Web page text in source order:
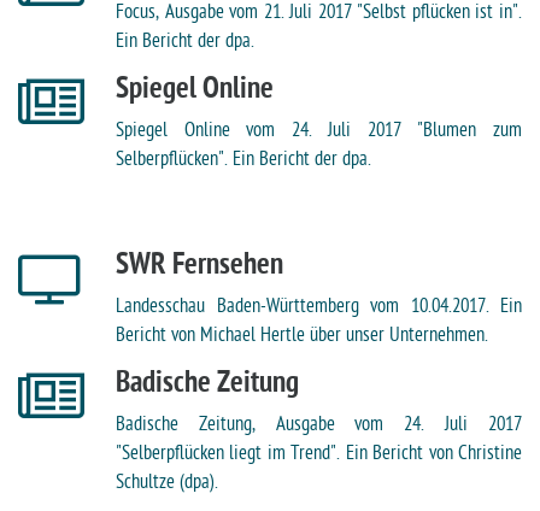
Focus, Ausgabe vom 21. Juli 2017 "Selbst pflücken ist in".
Ein Bericht der dpa.
Spiegel Online
Spiegel Online vom 24. Juli 2017 "Blumen zum
Selberpflücken". Ein Bericht der dpa.
SWR Fernsehen
Landesschau Baden-Württemberg vom 10.04.2017. Ein
Bericht von Michael Hertle über unser Unternehmen.
Badische Zeitung
Badische Zeitung, Ausgabe vom 24. Juli 2017
"Selberpflücken liegt im Trend". Ein Bericht von Christine
Schultze (dpa).